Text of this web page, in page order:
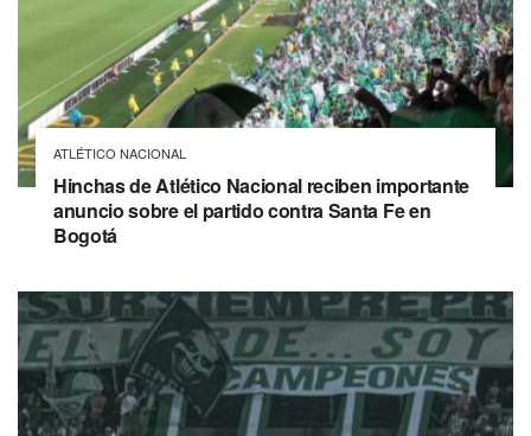
ATLÉTICO NACIONAL
Hinchas de Atlético Nacional reciben importante
anuncio sobre el partido contra Santa Fe en
Bogotá